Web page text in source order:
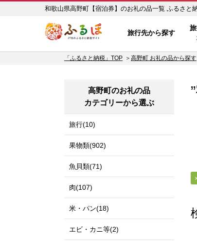
和歌山県高野
旅行先から探す
「ふるさと納税」TOP 高野町 お礼の品から探す
高野町のお礼の品
カテゴリーから選ぶ
旅行(10)
果物類(902)
魚貝類(71)
肉(107)
米・パン(18)
エビ・カニ等(2)